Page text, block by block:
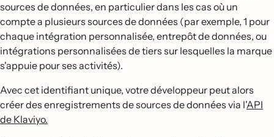
sources de données, en particulier dans les cas où un
compte a plusieurs sources de données (par exemple, 1 pour
chaque intégration personnalisée, entrepôt de données, ou
intégrations personnalisées de tiers sur lesquelles la marque
s'appuie pour ses activités).
Avec cet identifiant unique, votre développeur peut alors
créer des enregistrements de sources de données via l'API
de Klaviyo.